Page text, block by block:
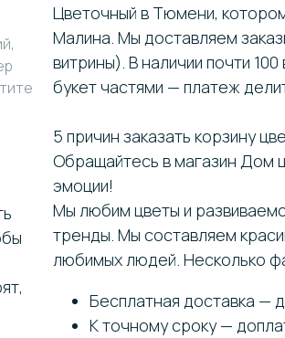
Цветочный в Тюмени,
Малина. Мы доставляем
витрины). В наличии почти
букет частями — платеж
5 причин заказать корзину
Обращайтесь в магазин Дом
эмоции!
Мы любим цветы и
тренды. Мы составляем
любимых людей. Несколько
Бесплатная доставка —
К точному сроку —